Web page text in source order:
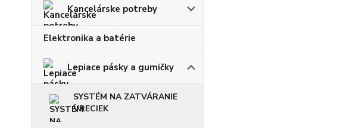
Kancelárske potreby
Elektronika a batérie
Lepiace pásky a gumičky
SYSTÉM NA ZATVÁRANIE
VRECIEK